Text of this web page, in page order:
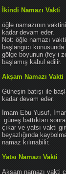
İkindi Namazı Vakti
öğle namazının
kadar devam eder.
Not: öğle namazı
başlangıcı
gölge boyunun (fey-i
başlamış kabul edilir.
Akşam Namazı Vakti
Güneşin batışı ile
kadar devam eder.
İmam Ebu Yusuf,
güneş battıktan
çıkar ve yatsı vakti
beyazlığında
namaz kılınabilir.
Yatsı Namazı Vakti
Akşam namazı vakti